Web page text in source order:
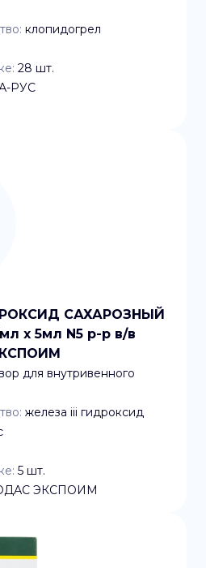
клопидогрел
28 шт.
РУС
САХАРОЗНЫЙ
x 5мл N5 р-р в/в
для внутривенного
железа iii гидроксид
5 шт.
ЭКСПОИМ